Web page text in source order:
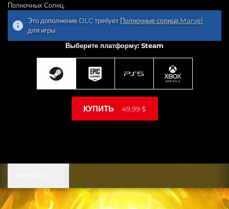
Полночных Солнц.
Это дополнение DLC требует Полночные солнца Marvel
для игры
Выберите платформу: Steam
КУПИТЬ 49,99 $